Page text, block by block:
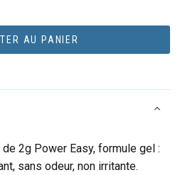
AU PANIER
2g Power Easy, formule gel :
sans odeur, non irritante.